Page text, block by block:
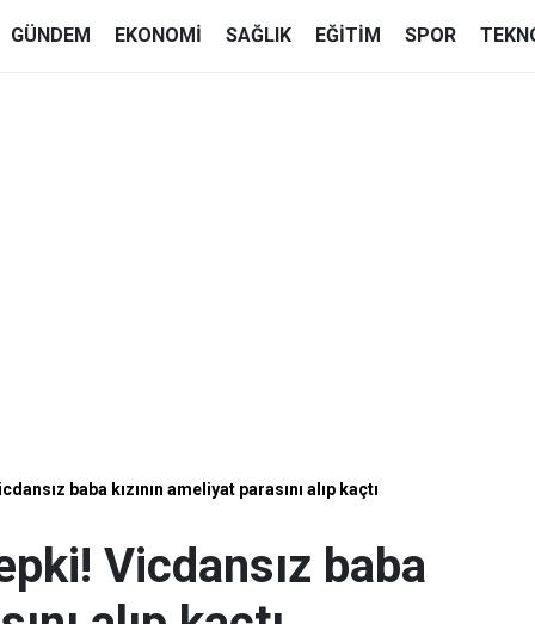
GÜNDEM EKONOMI SAĞLIK EĞITIM SPOR
baba kızının ameliyat parasını alıp kaçtı
Vicdansız baba